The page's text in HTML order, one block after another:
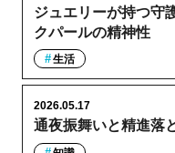
ジュエリーが持つ守
クパールの精神性
生活
通夜振舞いと精進落
2026.05.17